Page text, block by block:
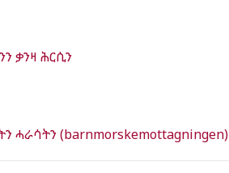
ቃንዛ ሕርሲን
ሓራሳትን (barnmorskemottagningen)